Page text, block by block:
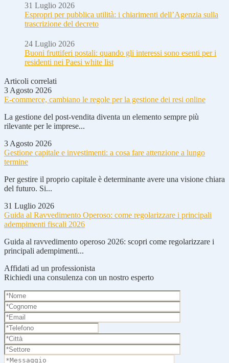
31 Luglio 2026
Espropri per pubblica utilità: i chiarimenti dell’Agenzia sulla
trascrizione del decreto
24 Luglio 2026
Buoni fruttiferi postali: quando gli interessi sono esenti per i
residenti nei Paesi white list
Articoli correlati
3 Agosto 2026
E-commerce, cambiano le regole per la gestione dei resi online
La gestione del post-vendita diventa un elemento sempre più
rilevante per le imprese...
3 Agosto 2026
Gestione capitale e investimenti: a cosa fare attenzione a lungo
termine
Per gestire il proprio capitale è determinante avere una visione chiara
del futuro. Si...
31 Luglio 2026
Guida al Ravvedimento Operoso: come regolarizzare i principali
adempimenti fiscali 2026
Guida al ravvedimento operoso 2026: scopri come regolarizzare i
principali adempimenti...
Affidati ad un professionista
Richiedi una consulenza con un nostro esperto